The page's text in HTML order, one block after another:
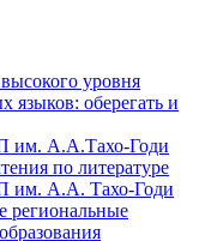
уровня
языков: оберегать и
им. А.А.Тахо-Годи
по литературе
им. А.А. Тахо-Годи
региональные